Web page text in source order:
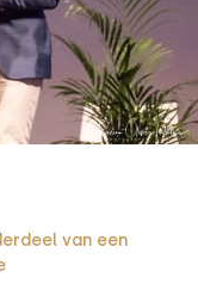
van een